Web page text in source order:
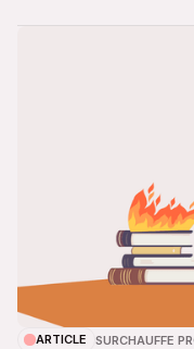
ARTICLE SURCHAUFFE